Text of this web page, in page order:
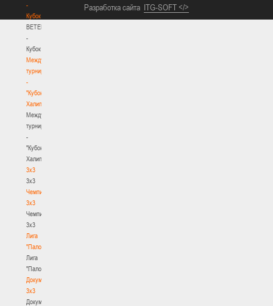
-
Кубок
BETERA
-
Кубок
Международный
турнир
-
"Кубок
Халипского"
Международный
турнир
-
"Кубок
Халипского"
3x3
3x3
Чемпионат
3х3
Чемпионат
3х3
Лига
"Палова"
Лига
"Палова"
Документы
3х3
Документы
Разработка сайта ITG-SOFT </>